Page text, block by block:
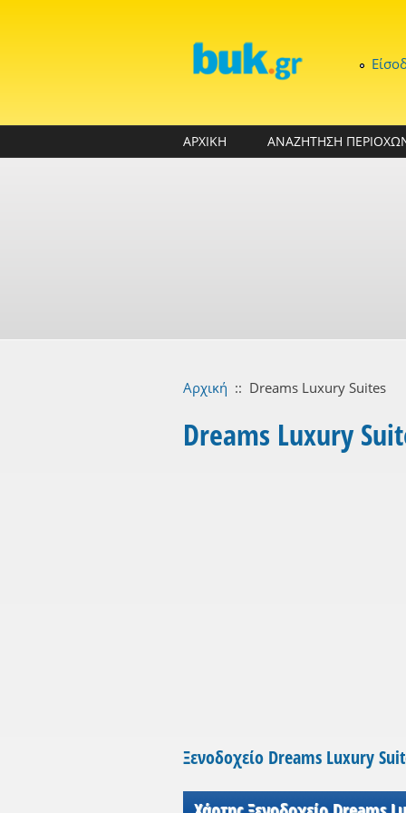
ΑΡΧΙΚΗ ΑΝΑΖΗΤΗΣΗ
Αρχική :: Dreams Luxury Suites
Dreams Luxury
Ξενοδοχείο Dreams Luxury